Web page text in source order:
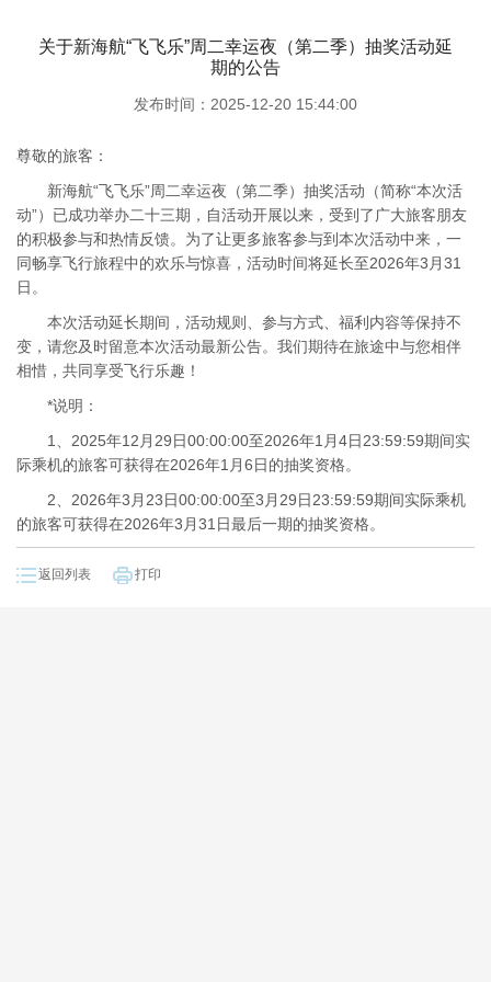
关于新海航“飞飞乐”周二幸运夜（第二季）抽奖活动延
期的公告
发布时间：2025-12-20 15:44:00
尊敬的旅客：
新海航“飞飞乐”周二幸运夜（第二季）抽奖活动（简称“本次活
动”）已成功举办二十三期，自活动开展以来，受到了广大旅客朋友
的积极参与和热情反馈。为了让更多旅客参与到本次活动中来，一
同畅享飞行旅程中的欢乐与惊喜，活动时间将延长至2026年3月31
日。
本次活动延长期间，活动规则、参与方式、福利内容等保持不
变，请您及时留意本次活动最新公告。我们期待在旅途中与您相伴
相惜，共同享受飞行乐趣！
*说明：
1、2025年12月29日00:00:00至2026年1月4日23:59:59期间实
际乘机的旅客可获得在2026年1月6日的抽奖资格。
2、2026年3月23日00:00:00至3月29日23:59:59期间实际乘机
的旅客可获得在2026年3月31日最后一期的抽奖资格。
返回列表 打印